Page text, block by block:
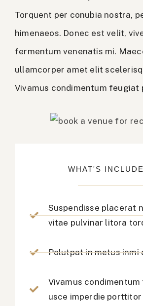
Torquent per conubia nostra,
himenaeos. Donec est velit,
fermentum venenatis mi.
ullamcorper amet elit
Vivamus condimentum feugiat
WHAT'S
Suspendisse placerat
vitae pulvinar litora
Polutpat in metus inmi
Vivamus
usce imperdie